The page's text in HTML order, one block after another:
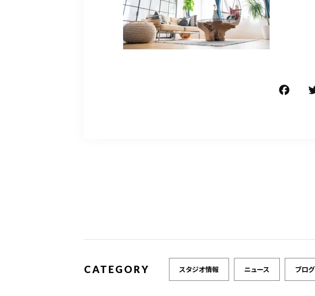
CATEGORY スタジオ情報 ニュース ブログ